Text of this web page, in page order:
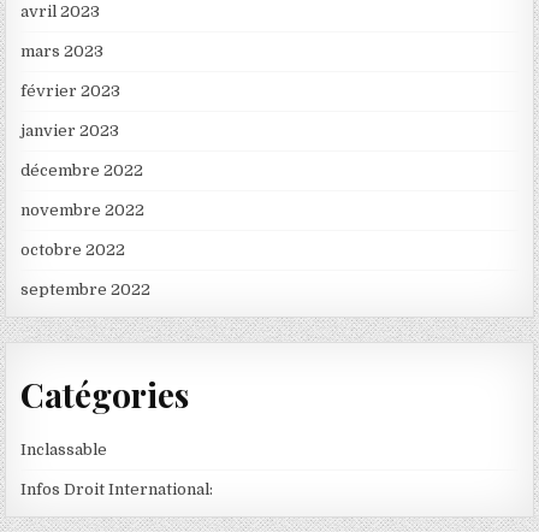
avril 2023
mars 2023
février 2023
janvier 2023
décembre 2022
novembre 2022
octobre 2022
septembre 2022
Catégories
Inclassable
Infos Droit International: